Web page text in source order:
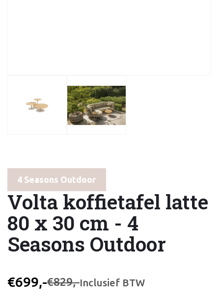
4 Seasons Outdoor
Volta koffietafel latte
80 x 30 cm - 4
Seasons Outdoor
€699,-€829,-Inclusief BTW